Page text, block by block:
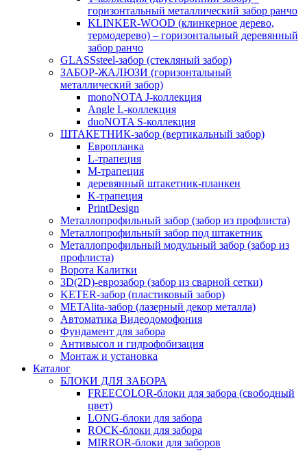
горизонтальный металлический забор ранчо
KLINKER-WOOD (клинкерное дерево,
термодерево) – горизонтальный деревянный
забор ранчо
GLASSsteel-забор (стекляный забор)
ЗАБОР-ЖАЛЮЗИ (горизонтальный
металлический забор)
monoNOTA J-коллекция
Angle L-коллекция
duoNOTA S-коллекция
ШТАКЕТНИК-забор (вертикальный забор)
Европланка
L-трапеция
M-трапеция
деревянный штакетник-планкен
K-трапеция
PrintDesign
Металлопрофильный забор (забор из профлиста)
Металлопрофильный забор под штакетник
Металлопрофильный модульный забор (забор из
профлиста)
Ворота Калитки
3D(2D)-еврозабор (забор из сварной сетки)
KETER-забор (пластиковый забор)
METAlita-забор (лaзерный декор металла)
Автоматика Видеодомофония
Фундамент для забора
Антивысол и гидрофобизация
Монтаж и установка
Каталог
БЛОКИ ДЛЯ ЗАБОРА
FREECOLOR-блоки для забора (свободный
цвет)
LONG-блоки для забора
ROCK-блоки для забора
MIRROR-блоки для заборов